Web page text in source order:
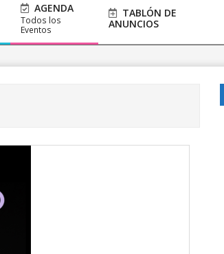
AGENDA
Todos los
Eventos
TABLÓN DE
ANUNCIOS